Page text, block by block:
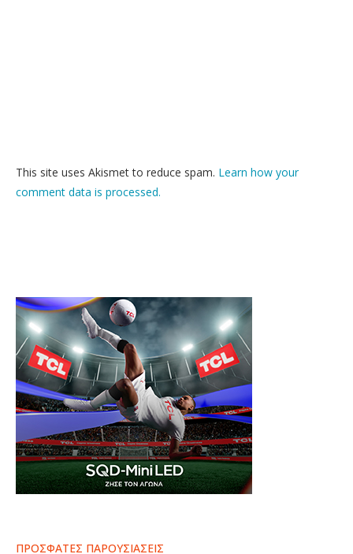
This site uses Akismet to reduce spam. Learn how your
comment data is processed.
ΠΡΟΣΦΑΤΕΣ ΠΑΡΟΥΣΙΑΣΕΙΣ